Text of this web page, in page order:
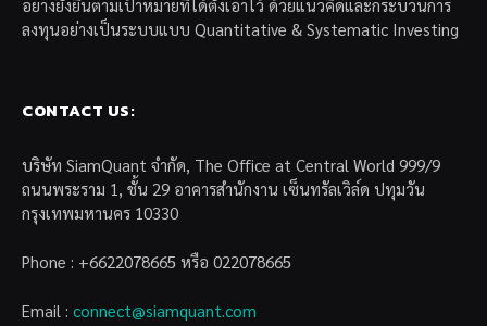
อย่างยั่งยืนตามเป้าหมายที่ได้ตั้งเอาไว้ ด้วยแนวคิดและกระบวนการ
ลงทุนอย่างเป็นระบบแบบ Quantitative & Systematic Investing
CONTACT US:
บริษัท SiamQuant จำกัด, The Office at Central World 999/9
ถนนพระราม 1, ชั้น 29 อาคารสำนักงาน เซ็นทรัลเวิล์ด ปทุมวัน
กรุงเทพมหานคร 10330
Phone : +6622078665 หรือ 022078665
Email : connect@siamquant.com